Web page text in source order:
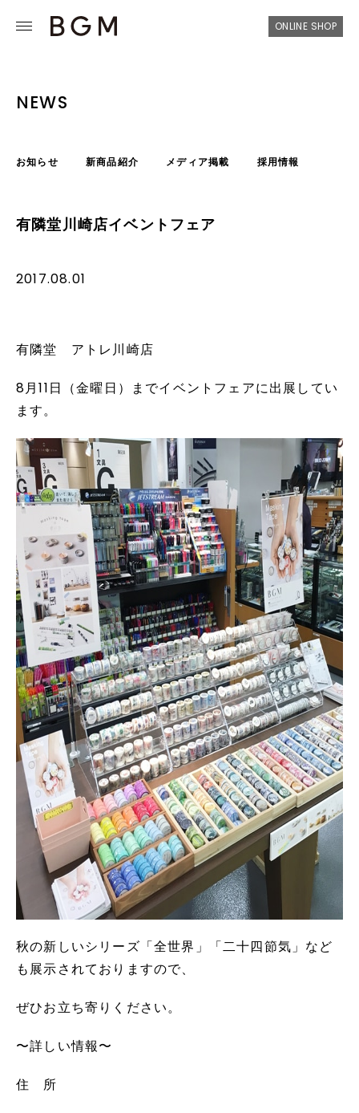
ONLINE SHOP
NEWS
お知らせ 新商品紹介 メディア掲載 採用情報
有隣堂川崎店イベントフェア
2017.08.01
有隣堂 アトレ川崎店
8月11日（金曜日）までイベントフェアに出展してい
ます。
秋の新しいシリーズ「全世界」「二十四節気」など
も展示されておりますので、
ぜひお立ち寄りください。
〜詳しい情報〜
住 所